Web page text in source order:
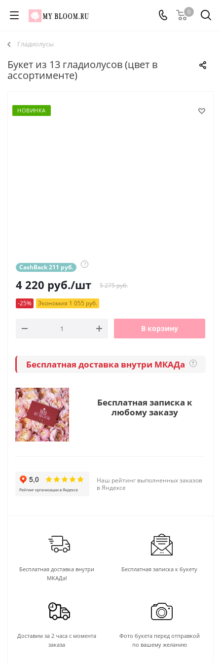
0
Гладиолусы
Букет из 13 гладиолусов (цвет в
ассортименте)
НОВИНКА
CashBack 211 руб. ?
4 220 руб./шт 5 275 руб.
-25% Экономия 1 055 руб.
В корзину
Бесплатная доставка внутри МКАДа ?
Бесплатная записка к
любому заказу
Наш рейтинг выполненных заказов
в Яндексе
Бесплатная доставка внутри
МКАДа!
Бесплатная записка к букету
Доставим за 2 часа с момента
заказа
Фото букета перед отправкой
по вашему желанию